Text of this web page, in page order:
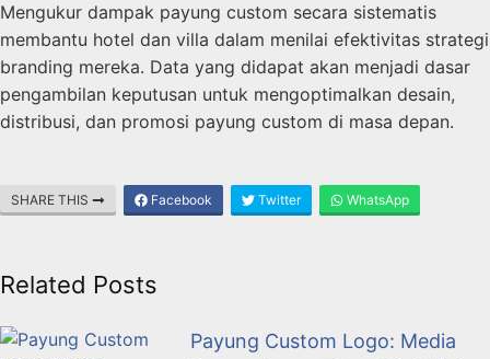
Mengukur dampak payung custom secara sistematis
membantu hotel dan villa dalam menilai efektivitas strategi
branding mereka. Data yang didapat akan menjadi dasar
pengambilan keputusan untuk mengoptimalkan desain,
distribusi, dan promosi payung custom di masa depan.
SHARE THIS Facebook Twitter WhatsApp
Related Posts
Payung Custom Logo: Media